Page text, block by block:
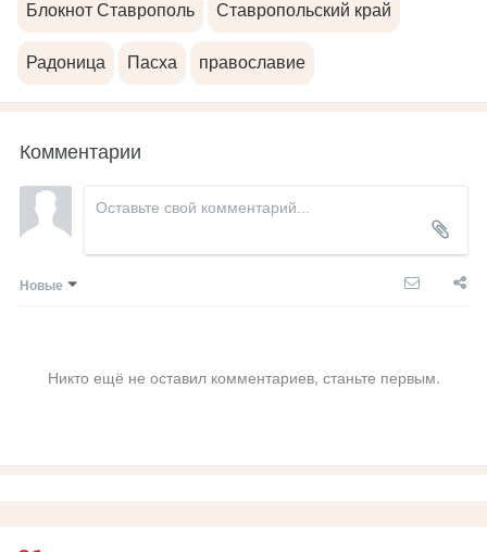
Блокнот Ставрополь Ставропольский край
Радоница Пасха православие
Комментарии
Новые
Никто ещё не оставил комментариев, станьте первым.